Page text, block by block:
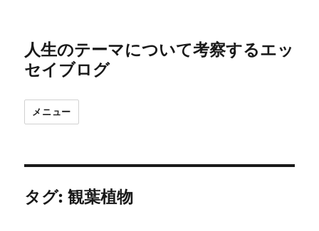
人生のテーマについて考察するエッ
セイブログ
メニュー
タグ:観葉植物